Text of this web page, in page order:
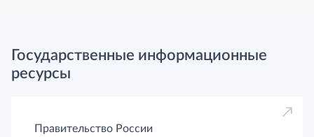
Государственные информационные
ресурсы
Правительство России